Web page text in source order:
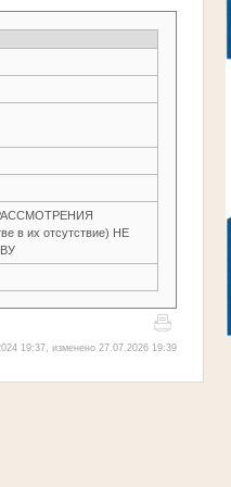
РАССМОТРЕНИЯ
в их отсутствие) НЕ
19:37, изменено 27.07.2026 19:39